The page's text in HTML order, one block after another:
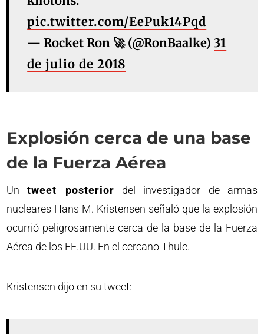
pic.twitter.com/EePuk14Pqd
— Rocket Ron 🚀 (@RonBaalke)31
de julio de 2018
Explosión cerca de una base
de la Fuerza Aérea
Untweet posterior del investigador de armas
nucleares Hans M. Kristensen señaló que la explosión
ocurrió peligrosamente cerca de la base de la Fuerza
Aérea de los EE.UU. En el cercano Thule.
Kristensen dijo en su tweet: